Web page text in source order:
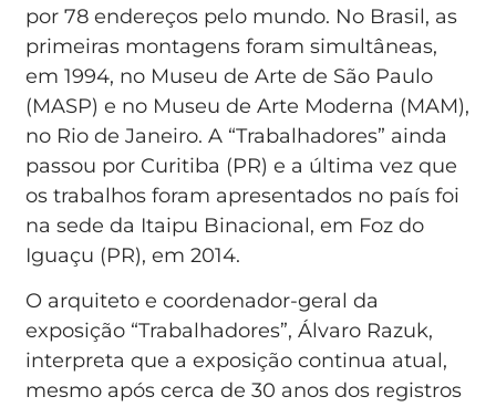
por 78 endereços pelo mundo. No Brasil, as
primeiras montagens foram simultâneas,
em 1994, no Museu de Arte de São Paulo
(MASP) e no Museu de Arte Moderna (MAM),
no Rio de Janeiro. A “Trabalhadores” ainda
passou por Curitiba (PR) e a última vez que
os trabalhos foram apresentados no país foi
na sede da Itaipu Binacional, em Foz do
Iguaçu (PR), em 2014.
O arquiteto e coordenador-geral da
exposição “Trabalhadores”, Álvaro Razuk,
interpreta que a exposição continua atual,
mesmo após cerca de 30 anos dos registros